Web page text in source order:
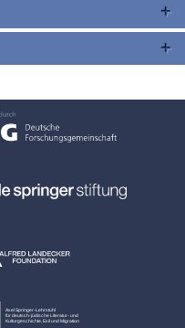
Axel Springer-Lehrstuhl
für deutsch-jüdische Literatur- und
Kulturgeschichte, Exil und Migration